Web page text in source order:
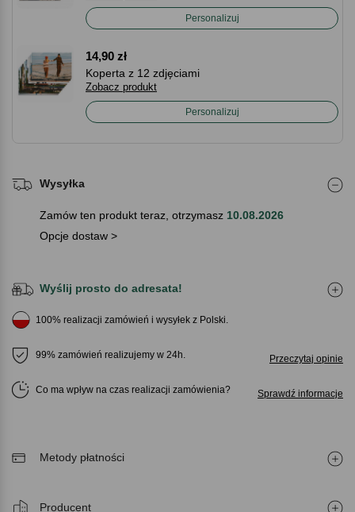
Personalizuj
14,90 zł
Koperta z 12 zdjęciami
Zobacz produkt
Personalizuj
Wysyłka
Zamów ten produkt teraz, otrzymasz 10.08.2026
Opcje dostaw >
Wyślij prosto do adresata!
100% realizacji zamówień i wysyłek z Polski.
99% zamówień realizujemy w 24h. Przeczytaj opinie
Co ma wpływ na czas realizacji zamówienia Sprawdź informacje
Metody płatności
Producent